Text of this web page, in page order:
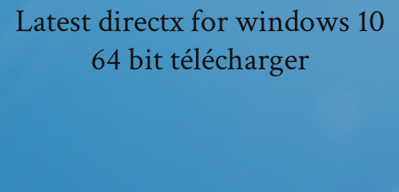
Latest directx for windows 10
64 bit télécharger